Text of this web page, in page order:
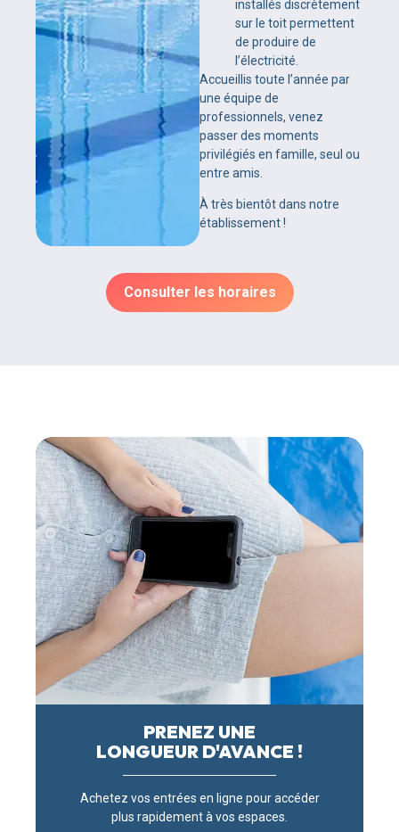
installés discrètement
sur le toit permettent
de produire de
l’électricité.
Accueillis toute l’année par
une équipe de
professionnels, venez
passer des moments
privilégiés en famille, seul ou
entre amis.
À très bientôt dans notre
établissement !
Consulter les horaires
PRENEZ UNE
LONGUEUR D'AVANCE !
Achetez vos entrées en ligne pour accéder
plus rapidement à vos espaces.